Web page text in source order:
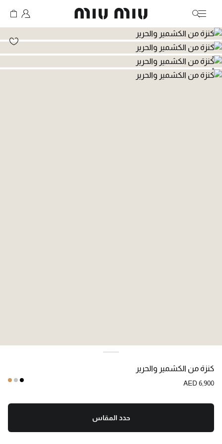
MiuMiu logo
انتقال إلى الصورة 1
انتقال إلى الصورة 2
انتقال إلى الصورة 3
انتقال إلى الصورة 4
انتقال إلى الصورة 5
كنزة من الكشمير والحرير
AED 6,900
حدد المقاس